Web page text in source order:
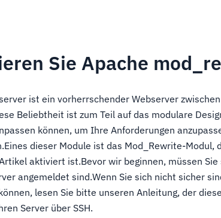
Sie Apache
ist ein vorherrschender Webserver
Beliebtheit ist zum Teil auf das modulare
können, um Ihre Anforderungen
dieser Module ist das Mod_Rewrite-Modul,
aktiviert ist.Bevor wir beginnen, müssen
angemeldet sind.Wenn Sie sich nicht sicher
lesen Sie bitte unseren Anleitung, der
Server über SSH.